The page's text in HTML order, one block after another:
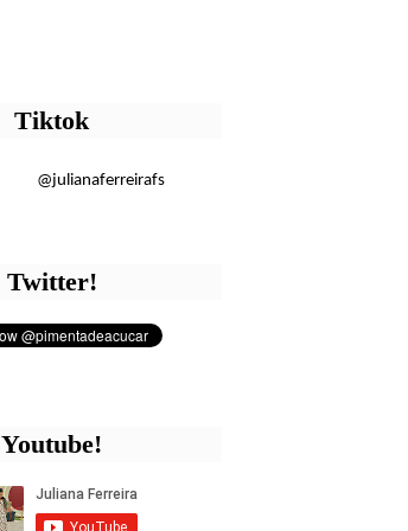
Tiktok
@julianaferreirafs
Twitter!
Youtube!